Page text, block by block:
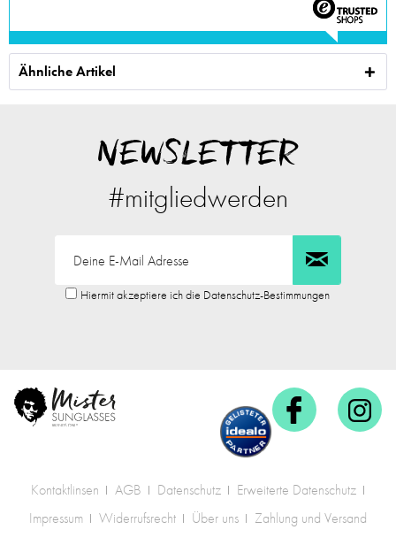
Ähnliche Artikel
NEWSLETTER
#mitgliedwerden
Hiermit akzeptiere ich die Datenschutz-Bestimmungen
Kontaktlinsen AGB Datenschutz
Erweiterte Datenschutz
Impressum
Widerrufsrecht Über uns Zahlung und Versand